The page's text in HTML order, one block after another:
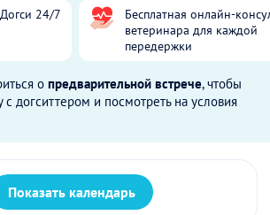
24/7
Бесплатная онлайн-
ветеринара для каждой
передержки
о предварительной встрече, чтобы
с догситтером и посмотреть на условия
Показать календарь